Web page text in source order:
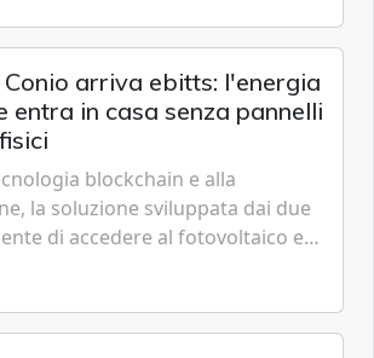
Conio arriva ebitts: l'energia
entra in casa senza pannelli
blockchain e alla
la soluzione sviluppata dai due
di accedere al fotovoltaico e
risparmi diretti in bolletta,